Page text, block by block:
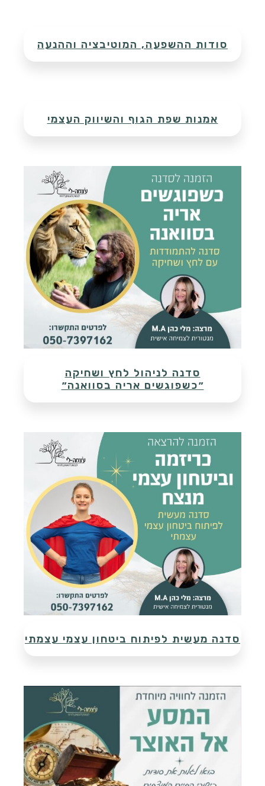
סודות ההשפעה, המוטיבציה וההנעה
אמנות שפת הגוף והשיווק העצמי
פופולרי במיוחד
סדנה לניהול לחץ ושחיקה
״כשפוגשים אריה בסוואנה״
פופולרי במיוחד
סדנה מעשית לפיתוח ביטחון עצמי עצמתי